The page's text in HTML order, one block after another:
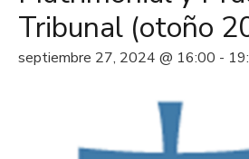
Tribunal (otoño
septiembre 27, 2024 @ 16:00 -